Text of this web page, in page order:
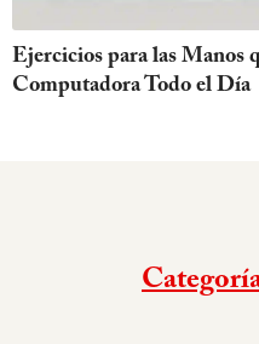
Ejercicios para las Manos
Computadora Todo el Día